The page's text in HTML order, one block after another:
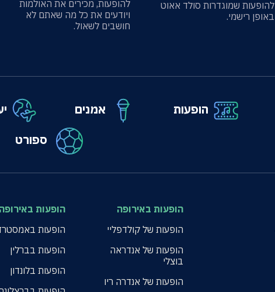
להופעות שמוגדרות סולד אאוט
באופן רישמי.
להופעות, מכירים את האולמות
ויודעים את כל מה שאתם לא
חושבים לשאול.
הופעות אמנים
ספורט
הופעות באירופה
הופעות של קולדפליי
הופעות של אנדראה
בוצלי
הופעות של אנדרה ריו
הופעות באירופה
הופעות
הופעות בברלין
הופעות בלונדון